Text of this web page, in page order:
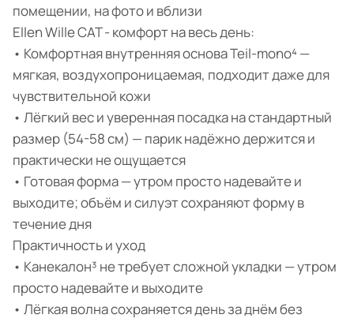
помещении, на фото и вблизи
Ellen Wille CAT - комфорт на весь день:
• Комфортная внутренняя основа Teil-mono⁴ —
мягкая, воздухопроницаемая, подходит даже для
чувствительной кожи
• Лёгкий вес и уверенная посадка на стандартный
размер (54-58 см) — парик надёжно держится и
практически не ощущается
• Готовая форма — утром просто надевайте и
выходите; объём и силуэт сохраняют форму в
течение дня
Практичность и уход
• Канекалон³ не требует сложной укладки — утром
просто надевайте и выходите
• Лёгкая волна сохраняется день за днём без